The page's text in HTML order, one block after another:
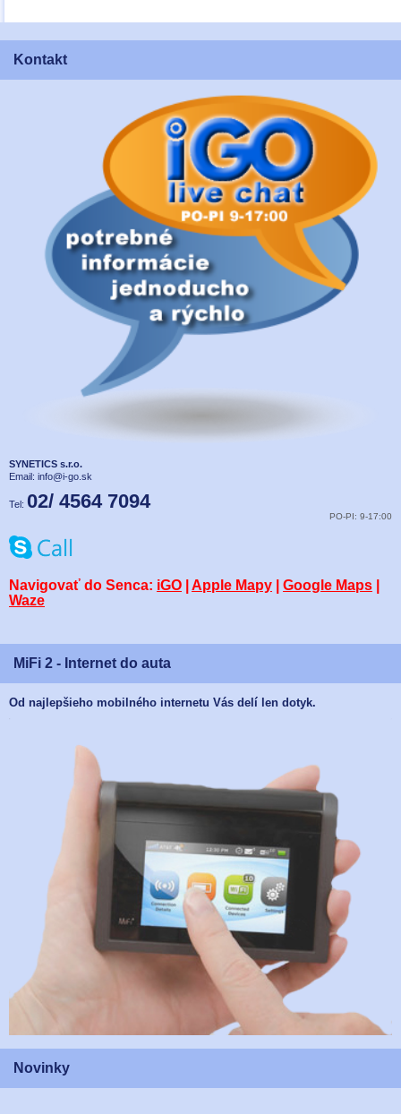
Kontakt
SYNETICS s.r.o.
Email: info@i-go.sk
Tel: 02/ 4564 7094
PO-PI: 9-17:00
Navigovať do Senca: iGO Apple Mapy Google Maps
Waze
MiFi 2 - Internet do auta
Od najlepšieho mobilného internetu Vás delí len dotyk.
Novinky